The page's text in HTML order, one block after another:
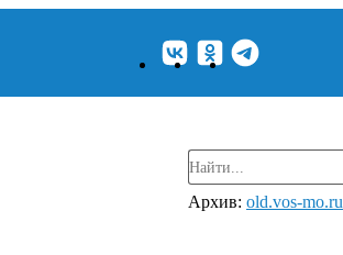
Архив: old.vos-mo.ru